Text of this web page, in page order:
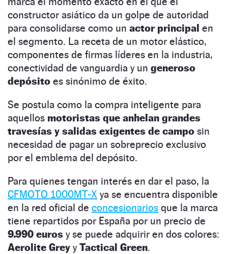
constructor asiático da un golpe de autoridad
para consolidarse como un actor principal en
el segmento. La receta de un motor elástico,
componentes de firmas líderes en la industria,
conectividad de vanguardia y un generoso
depósito es sinónimo de éxito.
Se postula como la compra inteligente para
aquellos motoristas que anhelan grandes
travesías y salidas exigentes de campo sin
necesidad de pagar un sobreprecio exclusivo
por el emblema del depósito.
Para quienes tengan interés en dar el paso, la
CFMOTO 1000MT-X ya se encuentra disponible
en la red oficial de concesionarios que la marca
tiene repartidos por España por un precio de
9.990 euros y se puede adquirir en dos colores:
Aerolite Grey yTactical Green.